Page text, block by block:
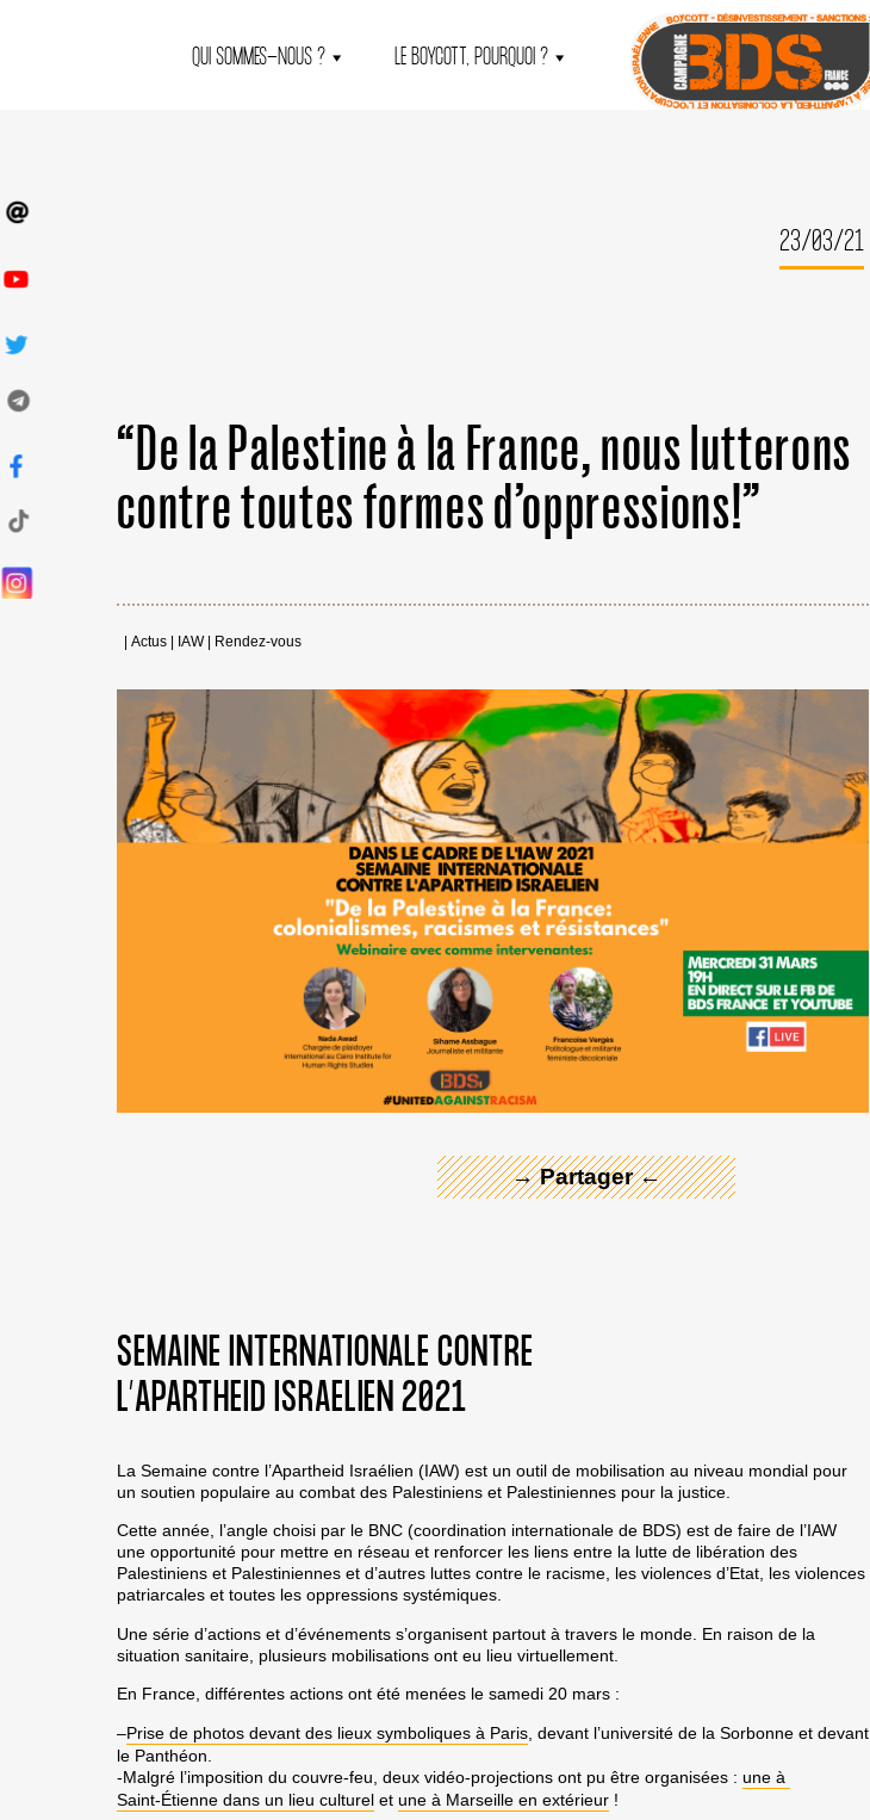
QUI SOMMES-NOUS ? LE BOYCOTT, POURQUOI ?
23/03/21
“De la Palestine à la France, nous lutterons
contre toutes formes d’oppressions!”
|Actus IAW| Rendez-vous
→ Partager ←
← Merci ! →
SEMAINE INTERNATIONALE CONTRE
L’APARTHEID ISRAELIEN 2021
La Semaine contre l’Apartheid Israélien (IAW) est un outil de mobilisation au niveau mondial pour
un soutien populaire au combat des Palestiniens et Palestiniennes pour la justice.
Cette année, l’angle choisi par le BNC (coordination internationale de BDS) est de faire de l’IAW
une opportunité pour mettre en réseau et renforcer les liens entre la lutte de libération des
Palestiniens et Palestiniennes et d’autres luttes contre le racisme, les violences d’Etat, les violences
patriarcales et toutes les oppressions systémiques.
Une série d’actions et d’événements s’organisent partout à travers le monde. En raison de la
situation sanitaire, plusieurs mobilisations ont eu lieu virtuellement.
En France, différentes actions ont été menées le samedi 20 mars :
–Prise de photos devant des lieux symboliques à Paris , devant l’université de la Sorbonne et devant
le Panthéon.
-Malgré l’imposition du couvre-feu, deux vidéo-projections ont pu être organisées :une à
Saint-Étienne dans un lieu culturel etune à Marseille en extérieur !